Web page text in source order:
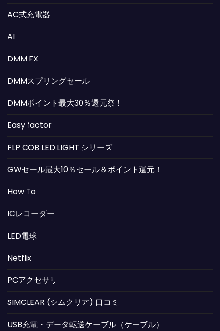
AC式充電器
AI
DMM FX
DMMスプリングセール
DMMポイント最大30％還元祭！
Easy factor
FLP COB LED LIGHT シリーズ
GWセール最大10％セール＆ポイント還元！
How To
ICレコーダー
LED電球
Netflix
PCアクセサリ
SIMCLEAR (シムクリア) 口コミ
USB充電・データ転送ケーブル（ケーブル）